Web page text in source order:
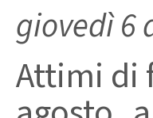
giovedì 6
Attimi di